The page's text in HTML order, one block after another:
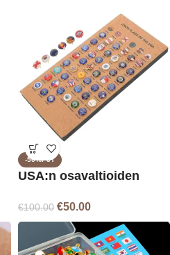
-50%P5T
USA:n osavaltioiden
€100.00 €50.00